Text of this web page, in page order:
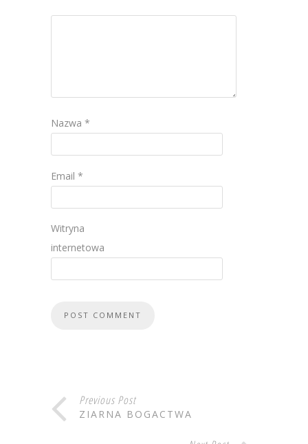
Nazwa *
Email *
Witryna
internetowa
Previous Post
ZIARNA BOGACTWA